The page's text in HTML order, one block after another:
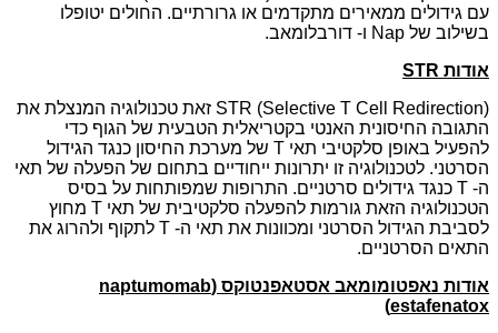
עם גידולים ממאירים מתקדמים או גרורתיים. החולים יטופלו
בשילוב של Nap ו- דורבלומאב.
אודות STR
STR (Selective T Cell Redirection) זאת טכנולוגיה המנצלת את
התגובה החיסונית האנטי בקטריאלית הטבעית של הגוף כדי
להפעיל באופן סלקטיבי תאי T של מערכת החיסון כנגד הגידול
הסרטני. לטכנולוגיה זו יתרונות ייחודיים בתחום של הפעלה של תאי
ה- T כנגד גידולים סרטניים. התרופות שמפותחות על בסיס
הטכנולוגיה הזאת גורמות להפעלה סלקטיבית של תאי T מחוץ
לסביבת הגידול הסרטני ומכוונות את תאי ה- T לתקוף ולהרוג את
התאים הסרטניים.
אודות נאפטומומאב אסטאפנטוקס (naptumomab
estafenatox)